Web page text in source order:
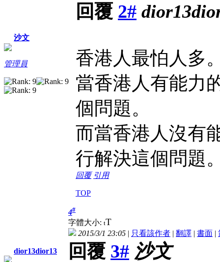
沙文
管理員
回覆 2#
香港人最怕人多
當香港人有能力
個問題。
而當香港人沒有
行解決這個問題
回覆 引用
TOP
dior13dior13
4#
字體大小: tT
2015/3/1 23:05 | 只看該作者 | 翻譯 | 書面 |
回覆 3# 沙文